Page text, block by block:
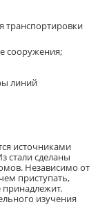
транспортировки
сооружения;
линий
источниками
стали сделаны
Независимо от
приступать,
изучения